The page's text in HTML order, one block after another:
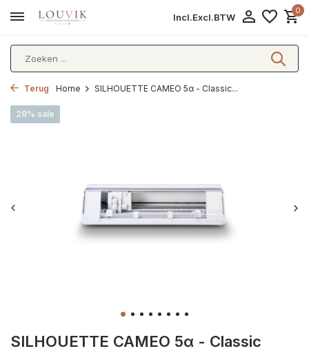
Incl.Excl.BTW
0
Terug Home SILHOUETTE CAMEO 5α - Classic...
SILHOUETTE CAMEO 5α - Classic
28% sale